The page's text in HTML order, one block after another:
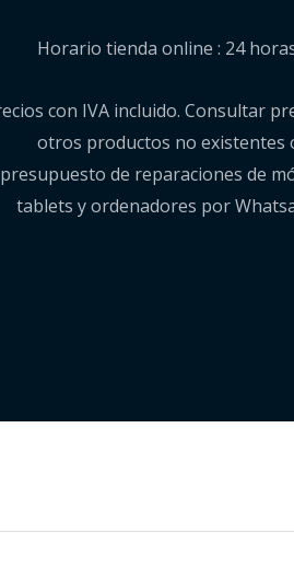
Horario tienda online : 24
con IVA incluido. Consultar
otros productos no existentes
presupuesto de reparaciones de
tablets y ordenadores por